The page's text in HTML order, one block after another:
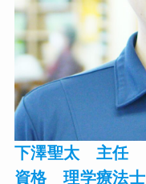
下澤聖太 主任
資格 理学療法士